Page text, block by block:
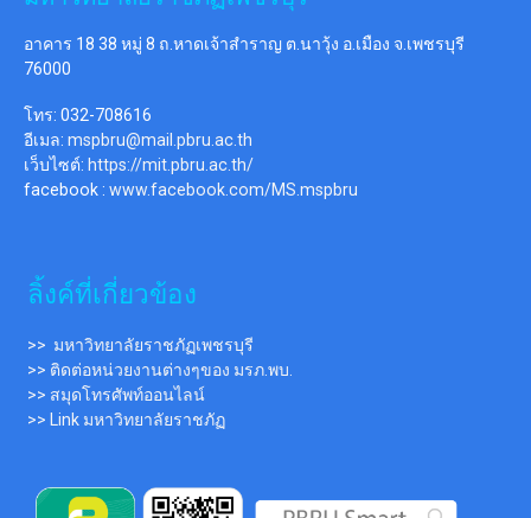
อาคาร 18 38 หมู่ 8 ถ.หาดเจ้าสำราญ ต.นาวุ้ง อ.เมือง จ.เพชรบุรี
76000
โทร: 032-708616
อีเมล: mspbru@mail.pbru.ac.th
เว็บไซต์: https://mit.pbru.ac.th/
facebook : www.facebook.com/MS.mspbru
ลิ้งค์ที่เกี่ยวข้อง
>> มหาวิทยาลัยราชภัฏเพชรบุรี
>> ติดต่อหน่วยงานต่างๆของ มรภ.พบ.
>> สมุดโทรศัพท์ออนไลน์
>> Link มหาวิทยาลัยราชภัฏ